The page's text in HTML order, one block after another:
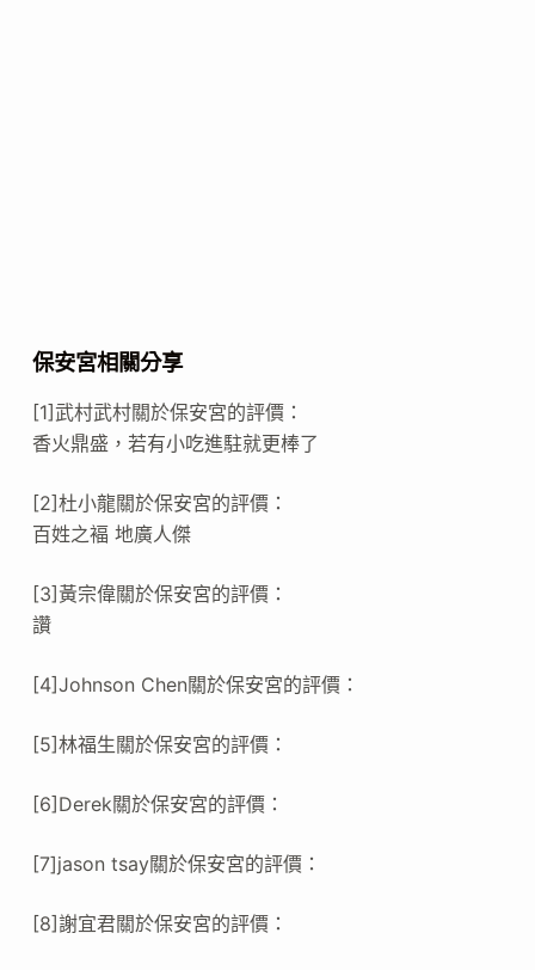
保安宮相關分享
[1]武村武村關於保安宮的評價：
香火鼎盛，若有小吃進駐就更棒了
[2]杜小龍關於保安宮的評價：
百姓之褔 地廣人傑
[3]黃宗偉關於保安宮的評價：
讚
[4]Johnson Chen關於保安宮的評價：
[5]林福生關於保安宮的評價：
[6]Derek關於保安宮的評價：
[7]jason tsay關於保安宮的評價：
[8]謝宜君關於保安宮的評價：